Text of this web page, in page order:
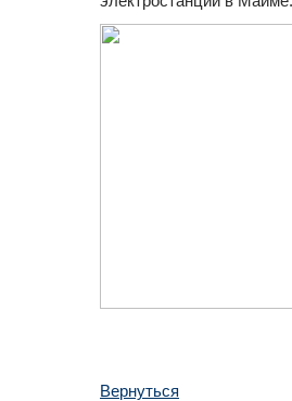
Вернуться